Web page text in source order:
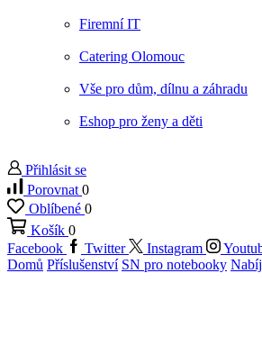
Firemní IT
Catering Olomouc
Vše pro dům, dílnu a záhradu
Eshop pro ženy a děti
Přihlásit se
Porovnat 0
Oblíbené 0
Košík 0
Facebook
Twitter Instagram
Domů Příslušenství SN pro notebooky